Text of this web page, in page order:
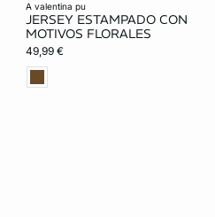
a valentina pu
JERSEY ESTAMPADO CON
MOTIVOS FLORALES
49,99 €